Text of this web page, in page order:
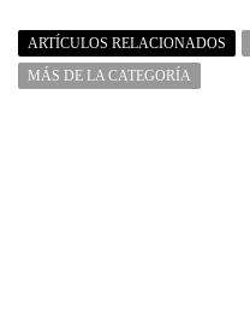
ARTÍCULOS RELACIONADOS
MÁS DE LA CATEGORÍA